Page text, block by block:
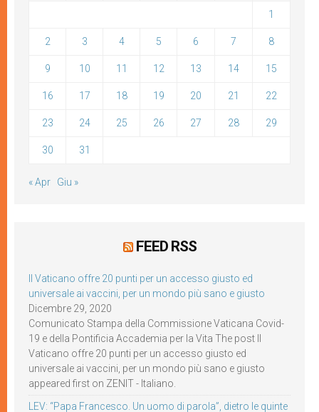
1
2 3 4 5 6 7 8
9 10 11 12 13 14 15
16 17 18 19 20 21 22
23 24 25 26 27 28 29
30 31
« Apr Giu »
FEED RSS
Il Vaticano offre 20 punti per un accesso giusto ed
universale ai vaccini, per un mondo più sano e giusto
Dicembre 29, 2020
Comunicato Stampa della Commissione Vaticana Covid-
19 e della Pontificia Accademia per la Vita The post Il
Vaticano offre 20 punti per un accesso giusto ed
universale ai vaccini, per un mondo più sano e giusto
appeared first on ZENIT - Italiano.
LEV: “Papa Francesco. Un uomo di parola”, dietro le quinte